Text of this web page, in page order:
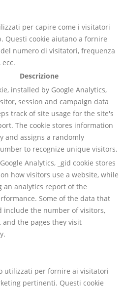
per capire come i visitatori
Questi cookie aiutano a fornire
numero di visitatori, frequenza
Descrizione
installed by Google Analytics,
session and campaign data
track of site usage for the site's
The cookie stores information
and assigns a randomly
to recognize unique visitors.
Analytics, _gid cookie stores
how visitors use a website, while
an analytics report of the
Some of the data that
include the number of visitors,
and the pages they visit
utilizzati per fornire ai visitatori
pertinenti. Questi cookie